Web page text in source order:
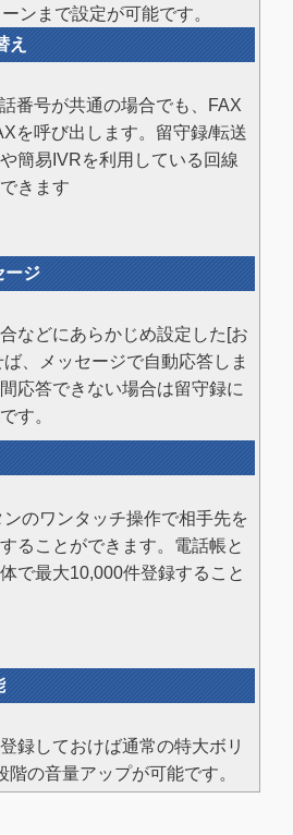
ンまで設定が可能です。
え
番号が共通の場合でも、FAX
を呼び出します。留守録/転送
簡易IVRを利用している回線
きます
ージ
などにあらかじめ設定した[お
、メッセージで自動応答しま
応答できない場合は留守録に
す。
のワンタッチ操作で相手先を
ることができます。電話帳と
で最大10,000件登録すること
録しておけば通常の特大ボリ
階の音量アップが可能です。